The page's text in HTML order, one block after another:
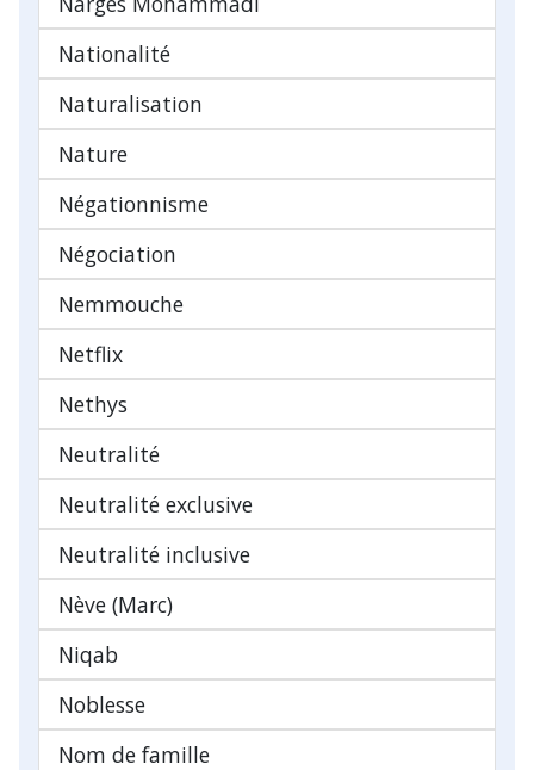
Nationalité
Naturalisation
Nature
Négationnisme
Négociation
Nemmouche
Netflix
Nethys
Neutralité
Neutralité exclusive
Neutralité inclusive
Nève (Marc)
Niqab
Noblesse
Nom de famille